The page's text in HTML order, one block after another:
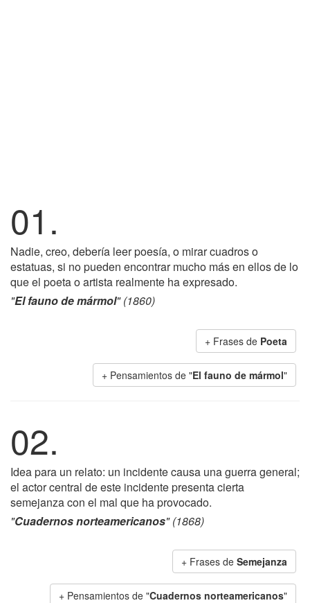
01.
Nadie, creo, debería leer poesía, o mirar cuadros o
estatuas, si no pueden encontrar mucho más en ellos de lo
que el poeta o artista realmente ha expresado.
"El fauno de mármol" (1860)
+ Frases de Poeta
+ Pensamientos de "El fauno de mármol"
02.
Idea para un relato: un incidente causa una guerra general;
el actor central de este incidente presenta cierta
semejanza con el mal que ha provocado.
"Cuadernos norteamericanos" (1868)
+ Frases de Semejanza
+ Pensamientos de "Cuadernos norteamericanos"